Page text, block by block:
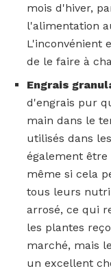
mois d'hiver,
l'alimentation
L'inconvénient
de le faire à
Engrais
d'engrais pur
main dans le
utilisés dans
également
même si cela
tous leurs
arrosé, ce qui
les plantes
marché, mais
un excellent